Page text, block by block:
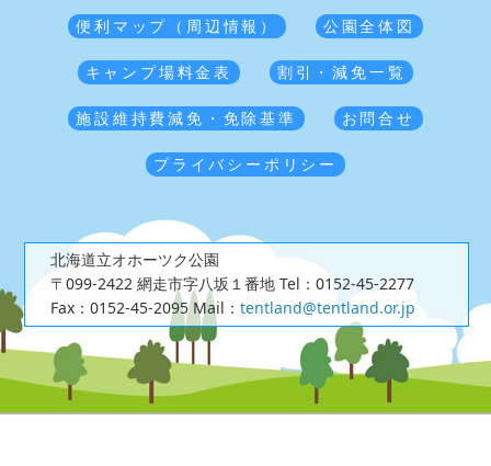
便利マップ（周辺情報） 公園全体図
キャンプ場料金表 割引・減免一覧
施設維持費減免・免除基準 お問合せ
プライバシーポリシー
北海道立オホーツク公園
〒099-2422 網走市字八坂１番地 Tel：0152-45-2277
Fax：0152-45-2095Mail： tentland@tentland.or.jp